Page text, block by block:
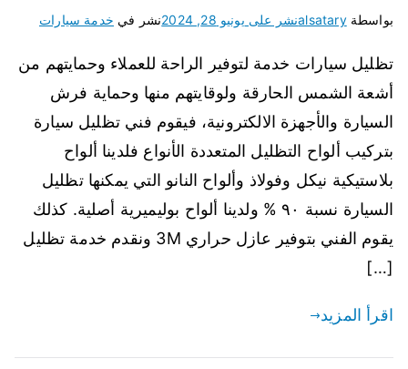
بواسطةalsataryنشر على يونيو 28, 2024 نشر في خدمة سيارات
تظليل سيارات خدمة لتوفير الراحة للعملاء وحمايتهم من
أشعة الشمس الحارقة ولوقايتهم منها وحماية فرش
السيارة والأجهزة الالكترونية، فيقوم فني تظليل سيارة
بتركيب ألواح التظليل المتعددة الأنواع فلدينا ألواح
بلاستيكية نيكل وفولاذ وألواح النانو التي يمكنها تظليل
السيارة نسبة ٩٠ % ولدينا ألواح بوليميرية أصلية. كذلك
يقوم الفني بتوفير عازل حراري 3M ونقدم خدمة تظليل
[…]
اقرأ المزيد